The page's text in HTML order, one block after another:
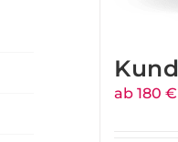
ab 180 €